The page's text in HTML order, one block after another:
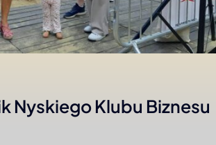
Nyskiego Klubu Biznesu